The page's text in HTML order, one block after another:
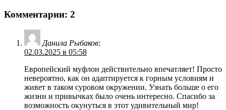
Комментарии: 2
Данила Рыбаков:
02.03.2025 в 05:58
Европейский муфлон действительно впечатляет! Просто
невероятно, как он адаптируется к горным условиям и
живет в таком суровом окружении. Узнать больше о его
жизни и привычках было очень интересно. Спасибо за
возможность окунуться в этот удивительный мир!